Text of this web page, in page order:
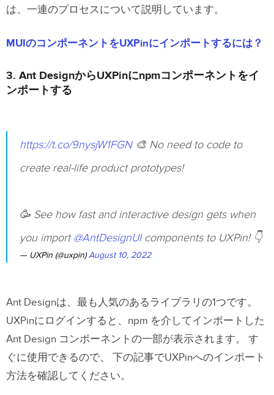
は、一連のプロセスについて説明しています。
MUIのコンポーネントをUXPinにインポートするには？
3. Ant DesignからUXPinにnpmコンポーネントをイ
ンポートする
https://t.co/9nysjW1FGN🎨 No need to code to
create real-life product prototypes!
🥳 See how fast and interactive design gets when
you import@AntDesignUIcomponents to UXPin! 👇
— UXPin (@uxpin)August 10, 2022
Ant Designは、最も人気のあるライブラリの1つです。
UXPinにログインすると、npm を介してインポートした
Ant Design コンポーネントの一部が表示されます。 す
ぐに使用できるので、 下の記事でUXPinへのインポート
方法を確認してください。